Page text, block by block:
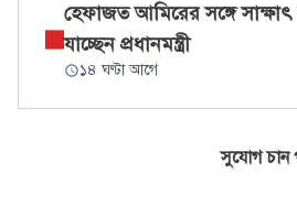
হেফাজত আমিরের সঙ্গে
যাচ্ছেন প্রধানমন্ত্রী
১৪ ঘণ্টা আগে
সুযোগ চান